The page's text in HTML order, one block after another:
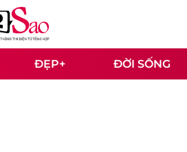
ĐẸP+ ĐỜI SỐNG